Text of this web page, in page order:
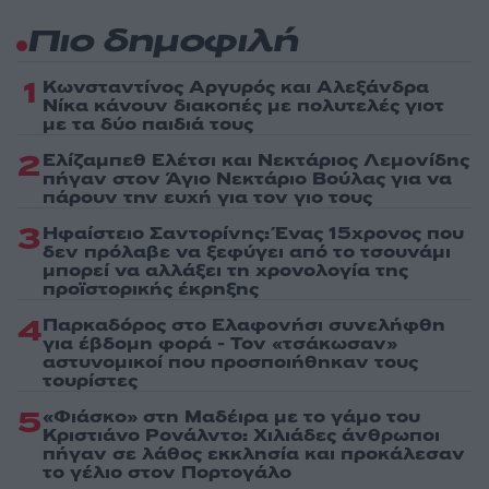
Πιο δημοφιλή
1 Κωνσταντίνος Αργυρός και Αλεξάνδρα
Νίκα κάνουν διακοπές με πολυτελές γιοτ
με τα δύο παιδιά τους
2Ελίζαμπεθ Ελέτσι και Νεκτάριος Λεμονίδης
πήγαν στον Άγιο Νεκτάριο Βούλας για να
πάρουν την ευχή για τον γιο τους
3Ηφαίστειο Σαντορίνης: Ένας 15χρονος που
δεν πρόλαβε να ξεφύγει από το τσουνάμι
μπορεί να αλλάξει τη χρονολογία της
προϊστορικής έκρηξης
4Παρκαδόρος στο Ελαφονήσι συνελήφθη
για έβδομη φορά - Τον «τσάκωσαν»
αστυνομικοί που προσποιήθηκαν τους
τουρίστες
5«Φιάσκο» στη Μαδέιρα με το γάμο του
Κριστιάνο Ρονάλντο: Χιλιάδες άνθρωποι
πήγαν σε λάθος εκκλησία και προκάλεσαν
το γέλιο στον Πορτογάλο